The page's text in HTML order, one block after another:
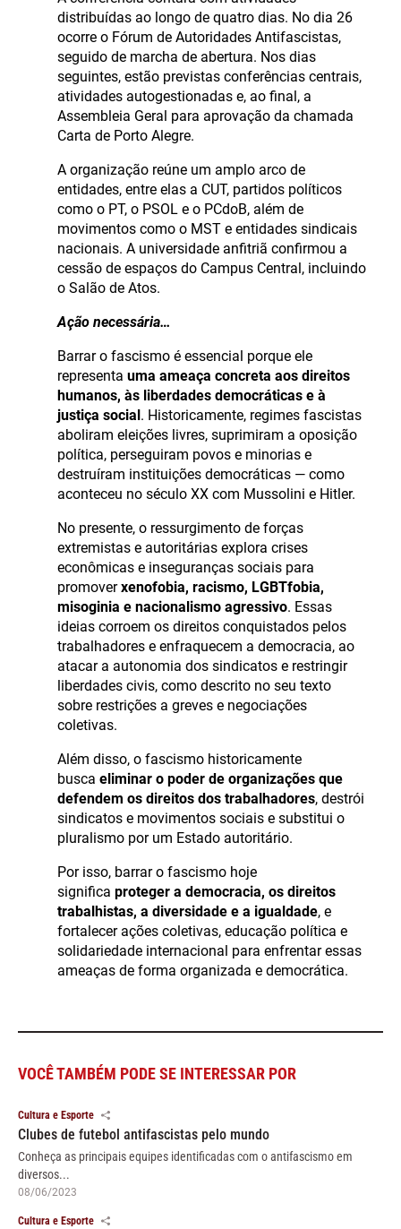
distribuídas ao longo de quatro dias. No dia 26
ocorre o Fórum de Autoridades Antifascistas,
seguido de marcha de abertura. Nos dias
seguintes, estão previstas conferências centrais,
atividades autogestionadas e, ao final, a
Assembleia Geral para aprovação da chamada
Carta de Porto Alegre.
A organização reúne um amplo arco de
entidades, entre elas a CUT, partidos políticos
como o PT, o PSOL e o PCdoB, além de
movimentos como o MST e entidades sindicais
nacionais. A universidade anfitriã confirmou a
cessão de espaços do Campus Central, incluindo
o Salão de Atos.
Ação necessária…
Barrar o fascismo é essencial porque ele
representa uma ameaça concreta aos direitos
humanos, às liberdades democráticas e à
justiça social. Historicamente, regimes fascistas
aboliram eleições livres, suprimiram a oposição
política, perseguiram povos e minorias e
destruíram instituições democráticas — como
aconteceu no século XX com Mussolini e Hitler.
No presente, o ressurgimento de forças
extremistas e autoritárias explora crises
econômicas e inseguranças sociais para
promoverxenofobia, racismo, LGBTfobia,
misoginia e nacionalismo agressivo. Essas
ideias corroem os direitos conquistados pelos
trabalhadores e enfraquecem a democracia, ao
atacar a autonomia dos sindicatos e restringir
liberdades civis, como descrito no seu texto
sobre restrições a greves e negociações
coletivas.
Além disso, o fascismo historicamente
busca eliminar o poder de organizações que
defendem os direitos dos trabalhadores, destrói
sindicatos e movimentos sociais e substitui o
pluralismo por um Estado autoritário.
Por isso, barrar o fascismo hoje
significa proteger a democracia, os direitos
trabalhistas, a diversidade e a igualdade, e
fortalecer ações coletivas, educação política e
solidariedade internacional para enfrentar essas
ameaças de forma organizada e democrática.
VOCÊ TAMBÉM PODE SE INTERESSAR POR
Cultura e Esporte
Clubes de futebol antifascistas pelo mundo
Conheça as principais equipes identificadas com o antifascismo em
diversos...
08/06/2023
Cultura e Esporte